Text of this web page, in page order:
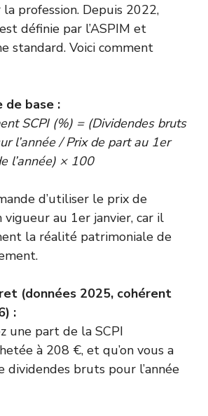
profession. Depuis 2022,
définie par l’ASPIM et
standard. Voici comment
de base :
SCPI (%) = (Dividendes bruts
l’année / Prix de part au 1er
l’année) × 100
d’utiliser le prix de
vigueur au 1er janvier, car il
la réalité patrimoniale de
(données 2025, cohérent
:
une part de la SCPI
à 208 €, et qu’on vous a
dividendes bruts pour l’année